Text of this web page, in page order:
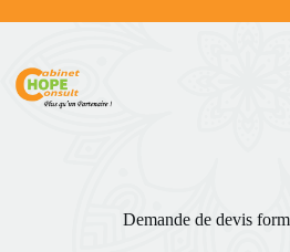
Demande de devis